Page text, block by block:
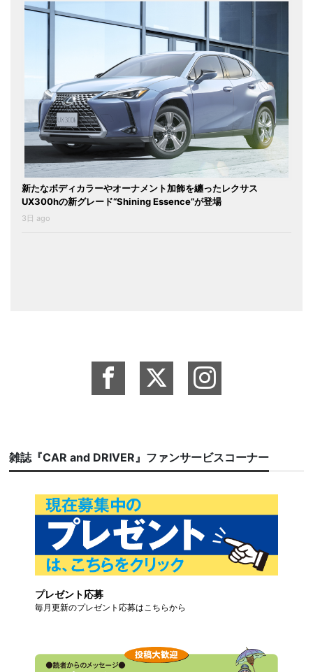
新たなボディカラーやオーナメント加飾を纏ったレクサス
UX300hの新グレード“Shining Essence”が登場
3日 ago
雑誌『CAR and DRIVER』ファンサービスコーナー
プレゼント応募
毎月更新のプレゼント応募はこちらから